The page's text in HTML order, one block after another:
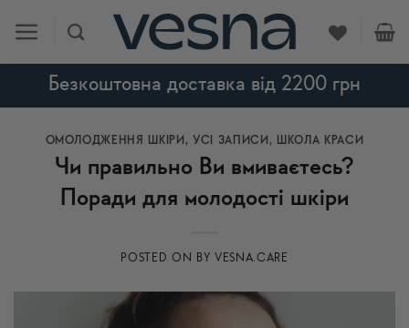
content
Безкоштовна доставка від 2200 грн
ОМОЛОДЖЕННЯ ШКІРИ , УСI ЗАПИСИ , ШКОЛА КРАСИ
Чи правильно Ви вмиваєтесь?
Поради для молодості шкіри
POSTED ON BY VESNA.CARE